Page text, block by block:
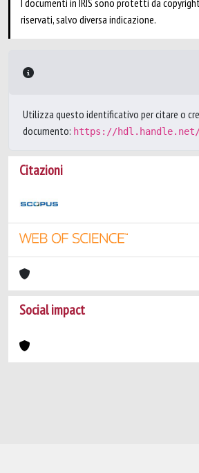
I documenti in IRIS sono protetti da
riservati, salvo diversa indicazione.
Utilizza questo identificativo per citare o
documento: https://hdl.handle.net/
Citazioni
Social impact